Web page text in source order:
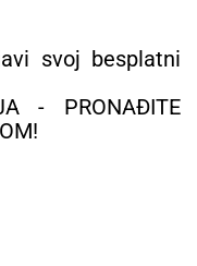
svoj besplatni
- PRONAĐITE